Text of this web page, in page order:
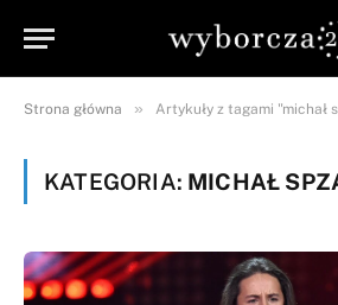
Strona główna » Artykuły z tagami "michał
KATEGORIA: MICHAŁ